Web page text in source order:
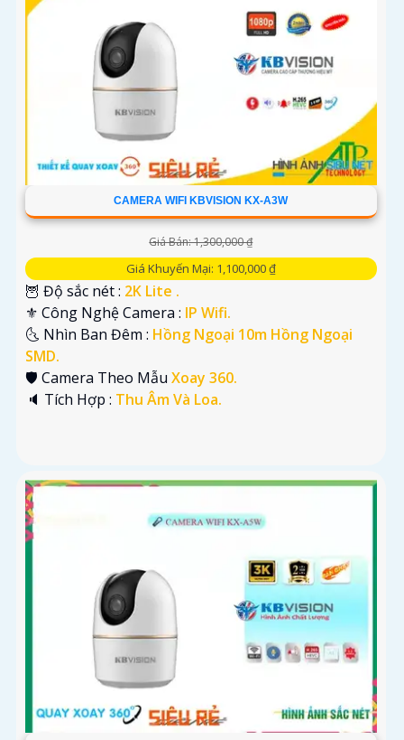
CAMERA WIFI KBVISION KX-A3W
Giá Bán: 1,300,000 ₫
Giá Khuyến Mại: 1,100,000 ₫
🦉 Độ sắc nét : 2K Lite .
⚜️ Công Nghệ Camera : IP Wifi.
🌜 Nhìn Ban Đêm : Hồng Ngoại 10m Hồng Ngoại
SMD.
🛡 Camera Theo Mẫu Xoay 360.
️🔈 Tích Hợp : Thu Âm Và Loa.